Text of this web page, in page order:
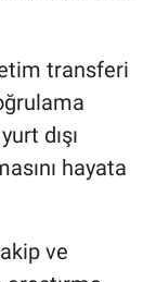
transferi
dışı
hayata
ve